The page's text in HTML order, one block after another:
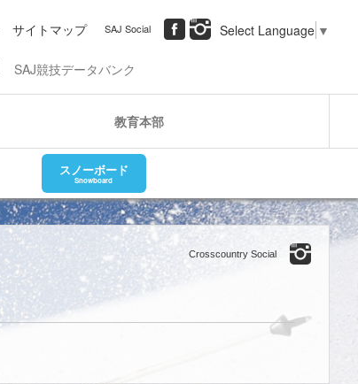
サイトマップ SAJ Social Select Language ▼
SAJ競技データバンク
教育本部
スノーボード
Snowboard
Crosscountry Social